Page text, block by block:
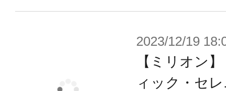
2023/12/19
【ミリオン
ィック・セ